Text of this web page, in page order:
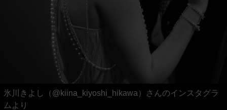
氷川きよし（@kiina_kiyoshi_hikawa）さんのインスタグラ
ムより